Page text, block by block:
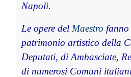
Napoli.
Le opere del Maestro
patrimonio artistico della
Deputati, di Ambasciate,
di numerosi Comuni